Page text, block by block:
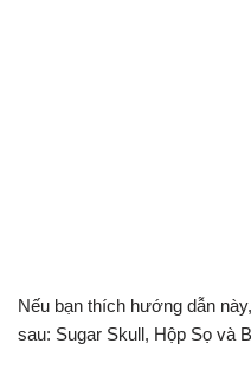
Nếu bạn thích hướng dẫn
sau: Sugar Skull, Hộp Sọ và